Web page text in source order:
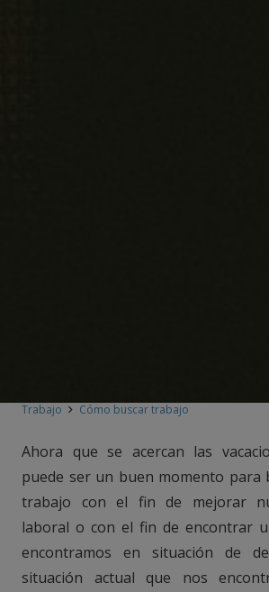
Trabajo Cómo buscar trabajo
Ahora que se acercan las
puede ser un buen momento para
trabajo con el fin de mejorar
laboral o con el fin de encontrar
encontramos en situación de
situación actual que nos